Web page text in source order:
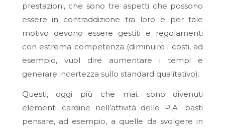
prestazioni, che sono tre aspetti che possono
essere in contraddizione tra loro e per tale
motivo devono essere gestiti e regolamenti
con estrema competenza (diminuire i costi, ad
esempio, vuol dire aumentare i tempi e
generare incertezza sullo standard qualitativo).
Questi, oggi più che mai, sono divenuti
elementi cardine nell’attività delle P.A. basti
pensare, ad esempio, a quelle da svolgere in